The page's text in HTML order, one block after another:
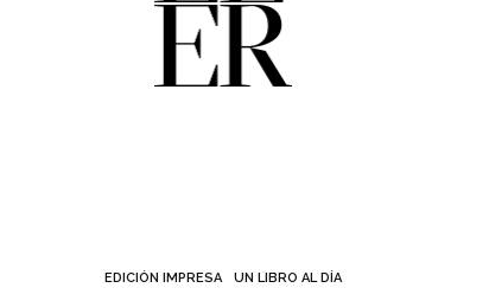
EDICIÓN IMPRESA UN LIBRO AL DÍA